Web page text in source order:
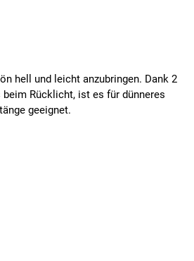
hell und leicht anzubringen. Dank 2
Rücklicht, ist es für dünneres
geeignet.